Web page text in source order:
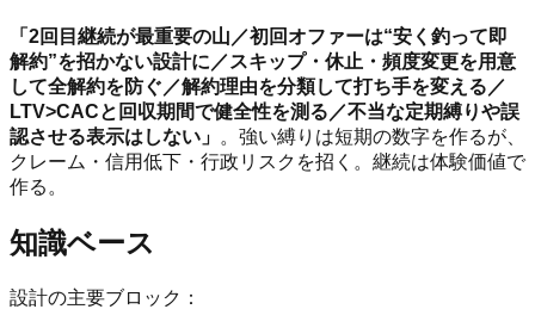
「2回目継続が最重要の山／初回オファーは“安く釣って即
解約”を招かない設計に／スキップ・休止・頻度変更を用意
して全解約を防ぐ／解約理由を分類して打ち手を変える／
LTV>CACと回収期間で健全性を測る／不当な定期縛りや誤
認させる表示はしない」 。強い縛りは短期の数字を作るが、
クレーム・信用低下・行政リスクを招く。継続は体験価値で
作る。
知識ベース
設計の主要ブロック：